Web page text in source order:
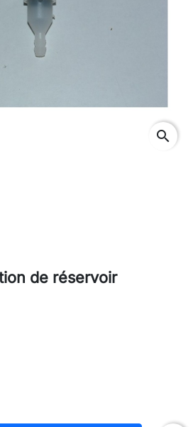
search
de réservoir